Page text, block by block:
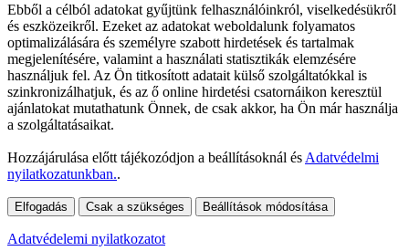
Ebből a célból adatokat gyűjtünk felhasználóinkról, viselkedésükről
és eszközeikről. Ezeket az adatokat weboldalunk folyamatos
optimalizálására és személyre szabott hirdetések és tartalmak
megjelenítésére, valamint a használati statisztikák elemzésére
használjuk fel. Az Ön titkosított adatait külső szolgáltatókkal is
szinkronizálhatjuk, és az ő online hirdetési csatornáikon keresztül
ajánlatokat mutathatunk Önnek, de csak akkor, ha Ön már használja
a szolgáltatásaikat.
Hozzájárulása előtt tájékozódjon a beállításoknál és Adatvédelmi
nyilatkozatunkban..
Elfogadás Csak a szükséges Beállítások módosítása
Adatvédelemi nyilatkozatot